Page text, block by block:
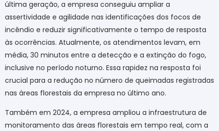
última geração, a empresa conseguiu ampliar a
assertividade e agilidade nas identificações dos focos de
incêndio e reduzir significativamente o tempo de resposta
às ocorrências. Atualmente, os atendimentos levam, em
média, 30 minutos entre a detecção e a extinção do fogo,
inclusive no período noturno. Essa rapidez na resposta foi
crucial para a redução no número de queimadas registradas
nas áreas florestais da empresa no último ano.
Também em 2024, a empresa ampliou a infraestrutura de
monitoramento das áreas florestais em tempo real, com a